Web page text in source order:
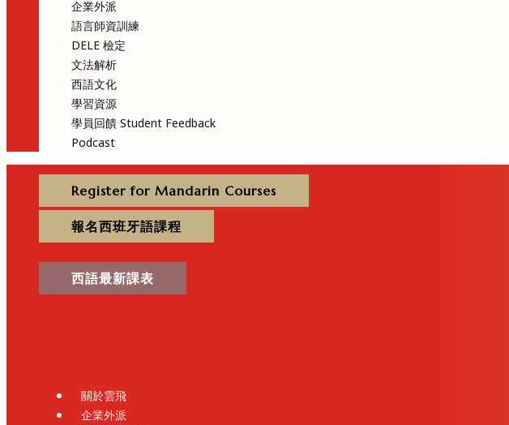
企業外派
語言師資訓練
DELE 檢定
文法解析
西語文化
學習資源
學員回饋 Student Feedback
Podcast
Register for Mandarin Courses
報名西班牙語課程
西語最新課表
關於雲飛
企業外派